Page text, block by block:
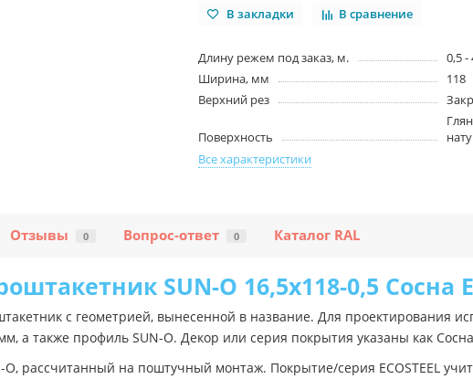
В закладки В сравнение
Длину режем под заказ, м.
0,5 -
Ширина, мм
118
Верхний рез
Поверхность
Все характеристики
Отзывы 0 Вопрос-ответ 0 Каталог RAL
SUN-O 16,5х118-0,5 Сосна
с геометрией, вынесенной в название. Для проектирования
а также профиль SUN-O. Декор или серия покрытия указаны как Сосна,
рассчитанный на поштучный монтаж. Покрытие/серия ECOSTEEL